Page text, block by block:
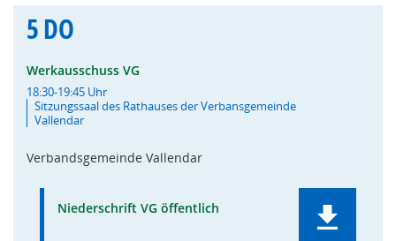
5DO
Werkausschuss VG
18:30-19:45 Uhr
Sitzungssaal des Rathauses der Verbansgemeinde
Vallendar
Verbandsgemeinde Vallendar
Niederschrift VG öffentlich